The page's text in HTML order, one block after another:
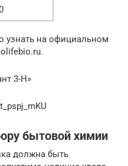
узнать на официальном
3-Н»
бытовой химии
должна быть